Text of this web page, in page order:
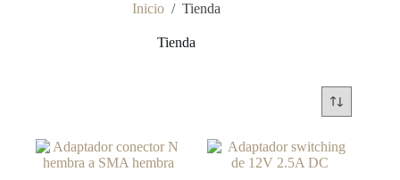
Inicio / Tienda
Tienda